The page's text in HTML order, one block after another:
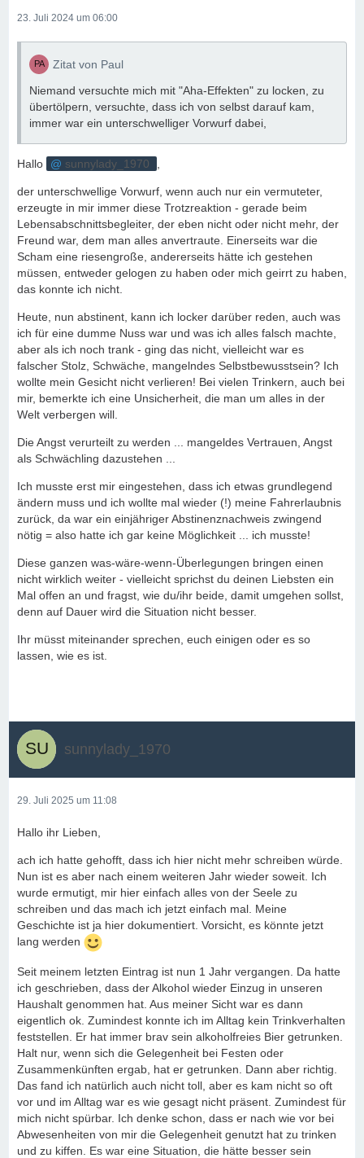
23. Juli 2024 um 06:00
Zitat von Paul
Niemand versuchte mich mit "Aha-Effekten" zu locken, zu
übertölpern, versuchte, dass ich von selbst darauf kam,
immer war ein unterschwelliger Vorwurf dabei,
Hallo sunnylady_1970
der unterschwellige Vorwurf, wenn auch nur ein vermuteter,
erzeugte in mir immer diese Trotzreaktion - gerade beim
Lebensabschnittsbegleiter, der eben nicht oder nicht mehr, der
Freund war, dem man alles anvertraute. Einerseits war die
Scham eine riesengroße, andererseits hätte ich gestehen
müssen, entweder gelogen zu haben oder mich geirrt zu haben,
das konnte ich nicht.
Heute, nun abstinent, kann ich locker darüber reden, auch was
ich für eine dumme Nuss war und was ich alles falsch machte,
aber als ich noch trank - ging das nicht, vielleicht war es
falscher Stolz, Schwäche, mangelndes Selbstbewusstsein? Ich
wollte mein Gesicht nicht verlieren! Bei vielen Trinkern, auch bei
mir, bemerkte ich eine Unsicherheit, die man um alles in der
Welt verbergen will.
Die Angst verurteilt zu werden ... mangeldes Vertrauen, Angst
als Schwächling dazustehen ...
Ich musste erst mir eingestehen, dass ich etwas grundlegend
ändern muss und ich wollte mal wieder (!) meine Fahrerlaubnis
zurück, da war ein einjähriger Abstinenznachweis zwingend
nötig = also hatte ich gar keine Möglichkeit ... ich musste!
Diese ganzen was-wäre-wenn-Überlegungen bringen einen
nicht wirklich weiter - vielleicht sprichst du deinen Liebsten ein
Mal offen an und fragst, wie du/ihr beide, damit umgehen sollst,
denn auf Dauer wird die Situation nicht besser.
Ihr müsst miteinander sprechen, euch einigen oder es so
lassen, wie es ist.
sunnylady_1970
29. Juli 2025 um 11:08
Hallo ihr Lieben,
ach ich hatte gehofft, dass ich hier nicht mehr schreiben würde.
Nun ist es aber nach einem weiteren Jahr wieder soweit. Ich
wurde ermutigt, mir hier einfach alles von der Seele zu
schreiben und das mach ich jetzt einfach mal. Meine
Geschichte ist ja hier dokumentiert. Vorsicht, es könnte jetzt
lang werden
Seit meinem letzten Eintrag ist nun 1 Jahr vergangen. Da hatte
ich geschrieben, dass der Alkohol wieder Einzug in unseren
Haushalt genommen hat. Aus meiner Sicht war es dann
eigentlich ok. Zumindest konnte ich im Alltag kein Trinkverhalten
feststellen. Er hat immer brav sein alkoholfreies Bier getrunken.
Halt nur, wenn sich die Gelegenheit bei Festen oder
Zusammenkünften ergab, hat er getrunken. Dann aber richtig.
Das fand ich natürlich auch nicht toll, aber es kam nicht so oft
vor und im Alltag war es wie gesagt nicht präsent. Zumindest für
mich nicht spürbar. Ich denke schon, dass er nach wie vor bei
Abwesenheiten von mir die Gelegenheit genutzt hat zu trinken
und zu kiffen. Es war eine Situation, die hätte besser sein